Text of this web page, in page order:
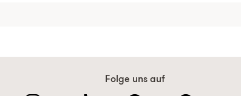
Folge uns auf